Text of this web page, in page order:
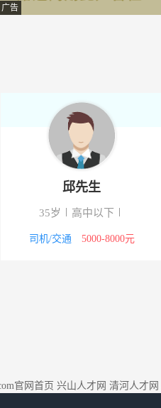
广告
邱先生
35岁 高中以下
司机/交通 5000-8000元
官网首页 兴山人才网 清河人才网